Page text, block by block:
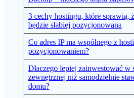
3 cechy hostingu, które sprawią,
będzie słabiej pozycjonowana
Co adres IP ma wspólnego z
pozycjonowaniem?
Dlaczego lepiej zainwestować w
zewnętrznej niż samodzielnie
domu?